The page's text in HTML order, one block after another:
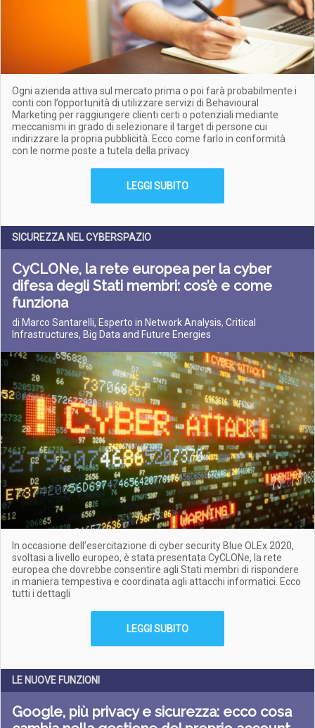
Ogni azienda attiva sul mercato prima o poi farà probabilmente i
conti con l’opportunità di utilizzare servizi di Behavioural
Marketing per raggiungere clienti certi o potenziali mediante
meccanismi in grado di selezionare il target di persone cui
indirizzare la propria pubblicità. Ecco come farlo in conformità
con le norme poste a tutela della privacy
LEGGI SUBITO
SICUREZZA NEL CYBERSPAZIO
CyCLONe, la rete europea per la cyber
difesa degli Stati membri: cos’è e come
funziona
di Marco Santarelli, Esperto in Network Analysis, Critical
Infrastructures, Big Data and Future Energies
In occasione dell’esercitazione di cyber security Blue OLEx 2020,
svoltasi a livello europeo, è stata presentata CyCLONe, la rete
europea che dovrebbe consentire agli Stati membri di rispondere
in maniera tempestiva e coordinata agli attacchi informatici. Ecco
tutti i dettagli
LEGGI SUBITO
LE NUOVE FUNZIONI
Google, più privacy e sicurezza: ecco cosa